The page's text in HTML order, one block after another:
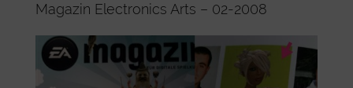
Magazin Electronics Arts – 02-2008